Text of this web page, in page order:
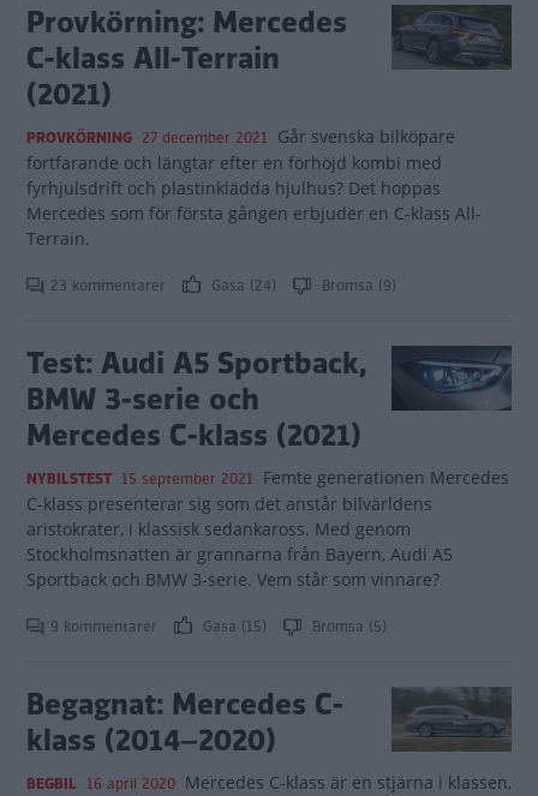
Provkörning: Mercedes
C-klass All-Terrain
(2021)
PROVKÖRNING 27 december 2021 Går svenska bilköpare
fortfarande och längtar efter en förhöjd kombi med
fyrhjulsdrift och plastinklädda hjulhus? Det hoppas
Mercedes som för första gången erbjuder en C-klass All-
Terrain.
23 kommentarer Gasa (24) Bromsa (9)
Test: Audi A5 Sportback,
BMW 3-serie och
Mercedes C-klass (2021)
NYBILSTEST 15 september 2021 Femte generationen Mercedes
C-klass presenterar sig som det anstår bilvärldens
aristokrater, i klassisk sedankaross. Med genom
Stockholmsnatten är grannarna från Bayern, Audi A5
Sportback och BMW 3-serie. Vem står som vinnare?
9 kommentarer Gasa (15) Bromsa (5)
Begagnat: Mercedes C-
klass (2014–2020)
BEGBIL 16 april 2020 Mercedes C-klass är en stjärna i klassen,